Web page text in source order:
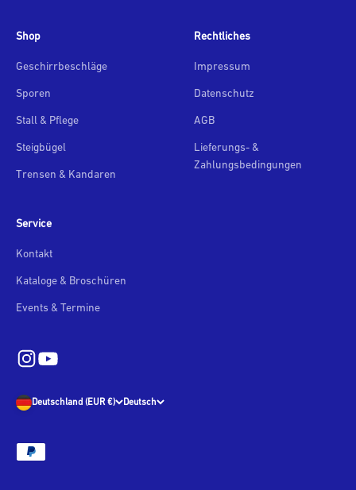
Shop
Geschirrbeschläge
Sporen
Stall & Pflege
Steigbügel
Trensen & Kandaren
Rechtliches
Impressum
Datenschutz
AGB
Lieferungs- &
Zahlungsbedingungen
Service
Kontakt
Kataloge & Broschüren
Events & Termine
Deutschland (EUR €) Deutsch